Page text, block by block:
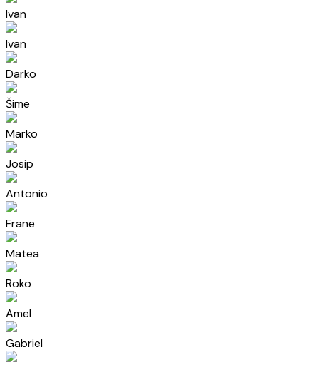
Ivan
Ivan
Darko
Šime
Marko
Josip
Antonio
Frane
Matea
Roko
Amel
Gabriel